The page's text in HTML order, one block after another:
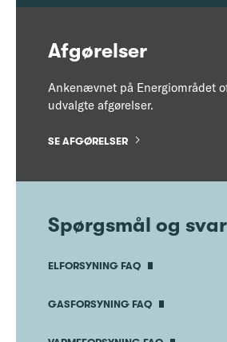
Afgørelser
Ankenævnet på Energiområdet
udvalgte afgørelser.
SE AFGØRELSER
Spørgsmål og svar
ELFORSYNING FAQ
GASFORSYNING FAQ